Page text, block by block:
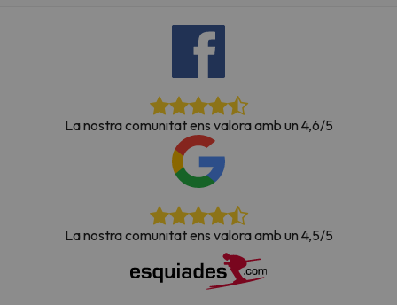
La nostra comunitat ens valora amb un 4,6/5
La nostra comunitat ens valora amb un 4,5/5